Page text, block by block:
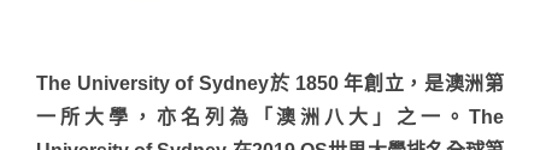
The University of Sydney於 1850 年創立，是澳洲第
一所大學，亦名列為「澳洲八大」之一。The